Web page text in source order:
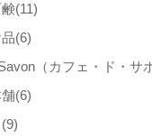
(11)
(6)
（カフェ・ド・サ
(6)
(9)